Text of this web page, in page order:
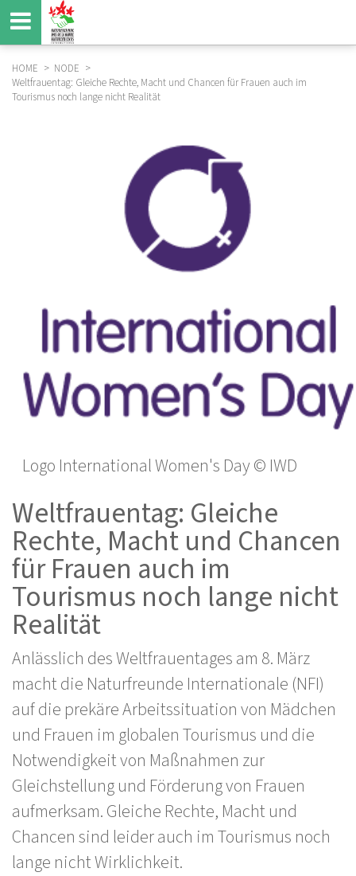
Direkt
zum
Inhalt
BREADCRUMB
HOME
NODE
Weltfrauentag: Gleiche Rechte, Macht und Chancen für Frauen auch im
Tourismus noch lange nicht Realität
Logo International Women's Day © IWD
Weltfrauentag: Gleiche
Rechte, Macht und Chancen
für Frauen auch im
Tourismus noch lange nicht
Realität
Anlässlich des Weltfrauentages am 8. März
macht die Naturfreunde Internationale (NFI)
auf die prekäre Arbeitssituation von Mädchen
und Frauen im globalen Tourismus und die
Notwendigkeit von Maßnahmen zur
Gleichstellung und Förderung von Frauen
aufmerksam. Gleiche Rechte, Macht und
Chancen sind leider auch im Tourismus noch
lange nicht Wirklichkeit.